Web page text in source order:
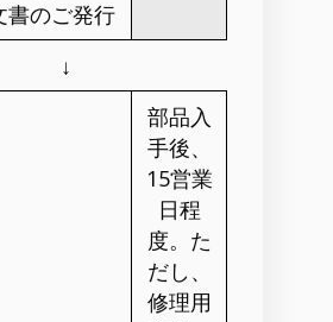
書のご発行
↓
部品入
手後、
15営業
日程
度。た
だし、
修理用